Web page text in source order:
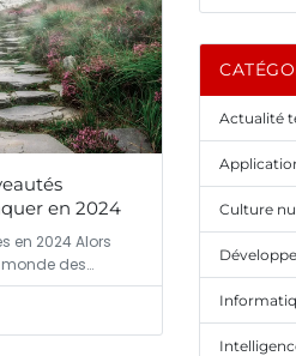
en 2024
en 2024 Alors
des…
Actualité
Culture